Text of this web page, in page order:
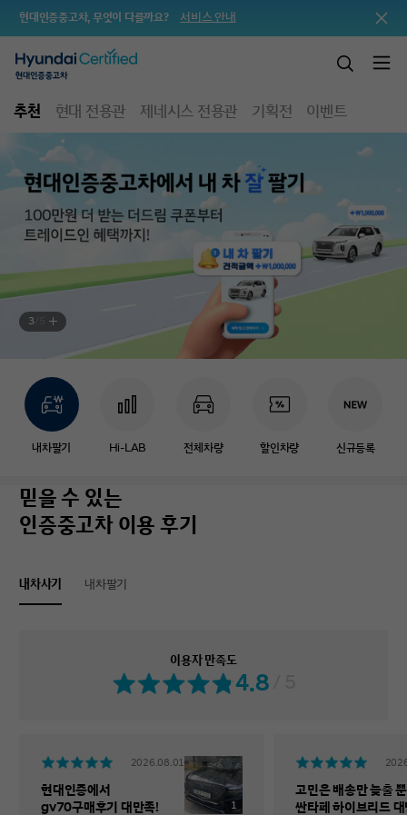
현대인증중고차, 무엇이 다를까요? 서비스 안내
추천 현대 전용관 제네시스 전용관 기획전 이벤트
3
내차팔기 Hi-LAB 전체차량 할인차량 신규등록
믿을 수 있는
인증중고차 이용 후기
내차사기 내차팔기
이용자 만족도
4.8
2026.08.01
현대인증에서
gv70구매후기 대만족!
1
고민은 배송만 늦출
싼타페 하이브리드